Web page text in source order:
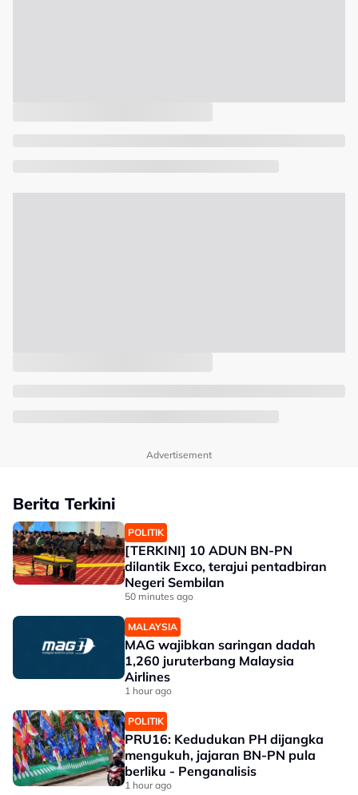
Advertisement
Berita Terkini
POLITIK
[TERKINI] 10 ADUN BN-PN
dilantik Exco, terajui pentadbiran
Negeri Sembilan
50 minutes ago
MALAYSIA
MAG wajibkan saringan dadah
1,260 juruterbang Malaysia
Airlines
1 hour ago
POLITIK
PRU16: Kedudukan PH dijangka
mengukuh, jajaran BN-PN pula
berliku - Penganalisis
1 hour ago